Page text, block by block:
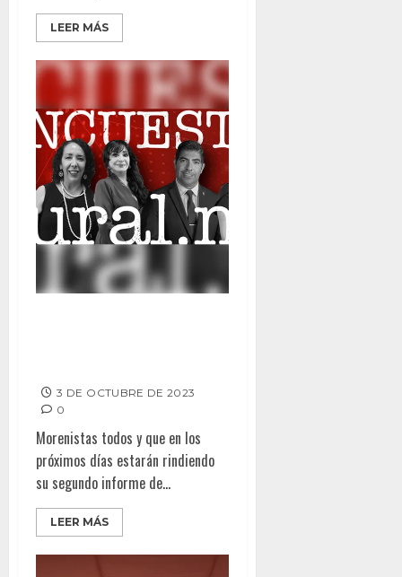
LEER MÁS
3 DE OCTUBRE DE 2023
0
Morenistas todos y que en los
próximos días estarán rindiendo
su segundo informe de...
LEER MÁS